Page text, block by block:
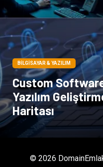
BILGISAYAR & YAZILIM
Custom
Yazılım
Haritası
© 2026